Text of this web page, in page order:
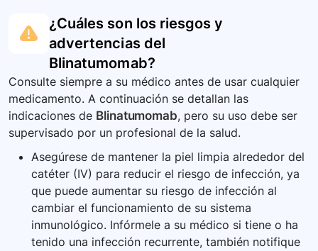
¿Cuáles son los riesgos y
advertencias del
Blinatumomab?
Consulte siempre a su médico antes de usar cualquier
medicamento. A continuación se detallan las
indicaciones de Blinatumomab, pero su uso debe ser
supervisado por un profesional de la salud.
Asegúrese de mantener la piel limpia alrededor del
catéter (IV) para reducir el riesgo de infección, ya
que puede aumentar su riesgo de infección al
cambiar el funcionamiento de su sistema
inmunológico. Infórmele a su médico si tiene o ha
tenido una infección recurrente, también notifique